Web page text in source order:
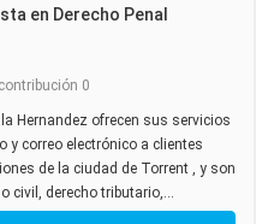
en Derecho Penal
0
Hernandez ofrecen sus servicios
y correo electrónico a clientes
de la ciudad de Torrent , y son
civil, derecho tributario,...